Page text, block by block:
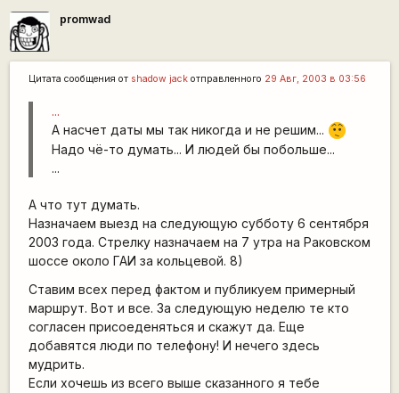
promwad
Цитата сообщения от shadow jackотправленного 29 Авг, 2003 в 03:56
...
А насчет даты мы так никогда и не решим... :-/
Надо чё-то думать... И людей бы побольше...
...
А что тут думать.
Назначаем выезд на следующую субботу 6 сентября
2003 года. Стрелку назначаем на 7 утра на Раковском
шоссе около ГАИ за кольцевой. 8)
Ставим всех перед фактом и публикуем примерный
маршрут. Вот и все. За следующую неделю те кто
согласен присоеденяться и скажут да. Еще
добавятся люди по телефону! И нечего здесь
мудрить.
Если хочешь из всего выше сказанного я тебе